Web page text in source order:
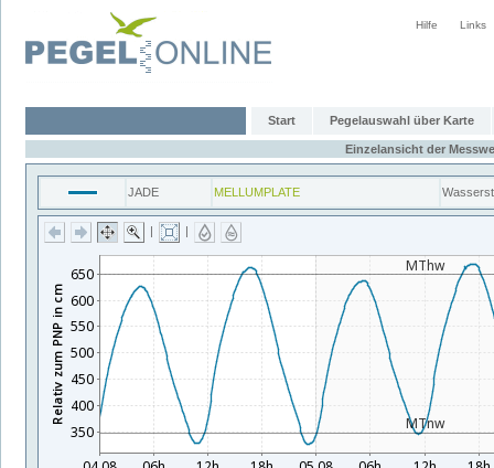
Hilfe Links
Start Pegelauswahl über Karte
Einzelansicht der
JADE MELLUMPLATE
| |